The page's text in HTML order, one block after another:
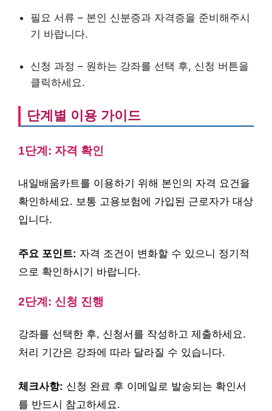
필요 서류 – 본인 신분증과 자격증을 준비해주시
기 바랍니다.
신청 과정 – 원하는 강좌를 선택 후, 신청 버튼을
클릭하세요.
단계별 이용 가이드
1단계: 자격 확인
내일배움카트를 이용하기 위해 본인의 자격 요건을
확인하세요. 보통 고용보험에 가입된 근로자가 대상
입니다.
주요 포인트: 자격 조건이 변화할 수 있으니 정기적
으로 확인하시기 바랍니다.
2단계: 신청 진행
강좌를 선택한 후, 신청서를 작성하고 제출하세요.
처리 기간은 강좌에 따라 달라질 수 있습니다.
체크사항: 신청 완료 후 이메일로 발송되는 확인서
를 반드시 참고하세요.